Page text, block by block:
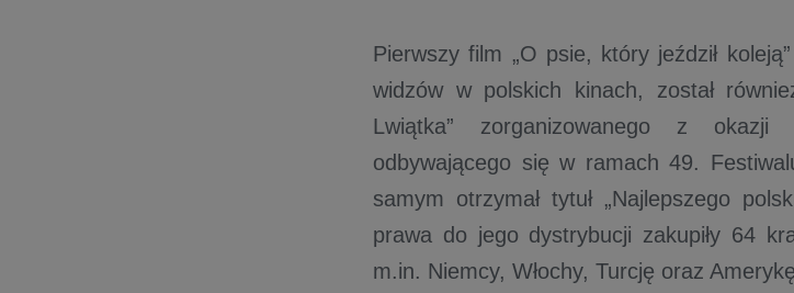
Pierwszy film „O psie, który jeździł
widzów w polskich kinach, został
Lwiątka” zorganizowanego z
odbywającego się w ramach 49.
samym otrzymał tytuł „Najlepszego
prawa do jego dystrybucji zakupiły 64
m.in. Niemcy, Włochy, Turcję oraz